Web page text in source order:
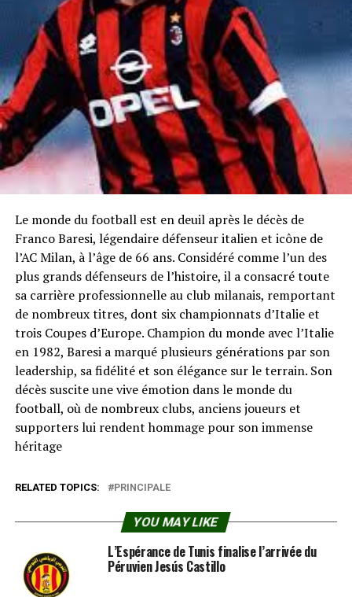
Le monde du football est en deuil après le décès de
Franco Baresi, légendaire défenseur italien et icône de
l’AC Milan, à l’âge de 66 ans. Considéré comme l’un des
plus grands défenseurs de l’histoire, il a consacré toute
sa carrière professionnelle au club milanais, remportant
de nombreux titres, dont six championnats d’Italie et
trois Coupes d’Europe. Champion du monde avec l’Italie
en 1982, Baresi a marqué plusieurs générations par son
leadership, sa fidélité et son élégance sur le terrain. Son
décès suscite une vive émotion dans le monde du
football, où de nombreux clubs, anciens joueurs et
supporters lui rendent hommage pour son immense
héritage
RELATED TOPICS: PRINCIPALE
YOU MAY LIKE
L’Espérance de Tunis finalise l’arrivée du
Péruvien Jesús Castillo